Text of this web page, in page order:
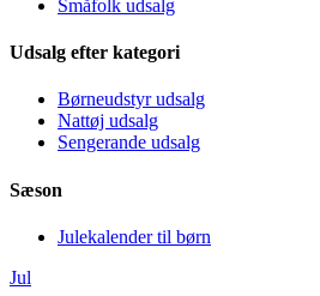
Småfolk udsalg
Udsalg efter kategori
Børneudstyr udsalg
Nattøj udsalg
Sengerande udsalg
Sæson
Julekalender til børn
Jul